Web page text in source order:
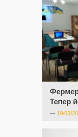
Тепер
— 19/03/